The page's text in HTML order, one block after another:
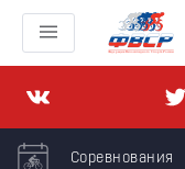
Соревнования